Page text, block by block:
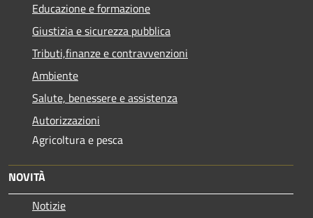
Educazione e formazione
Giustizia e sicurezza pubblica
Tributi,finanze e contravvenzioni
Ambiente
Salute, benessere e assistenza
Autorizzazioni
Agricoltura e pesca
NOVITÀ
Notizie